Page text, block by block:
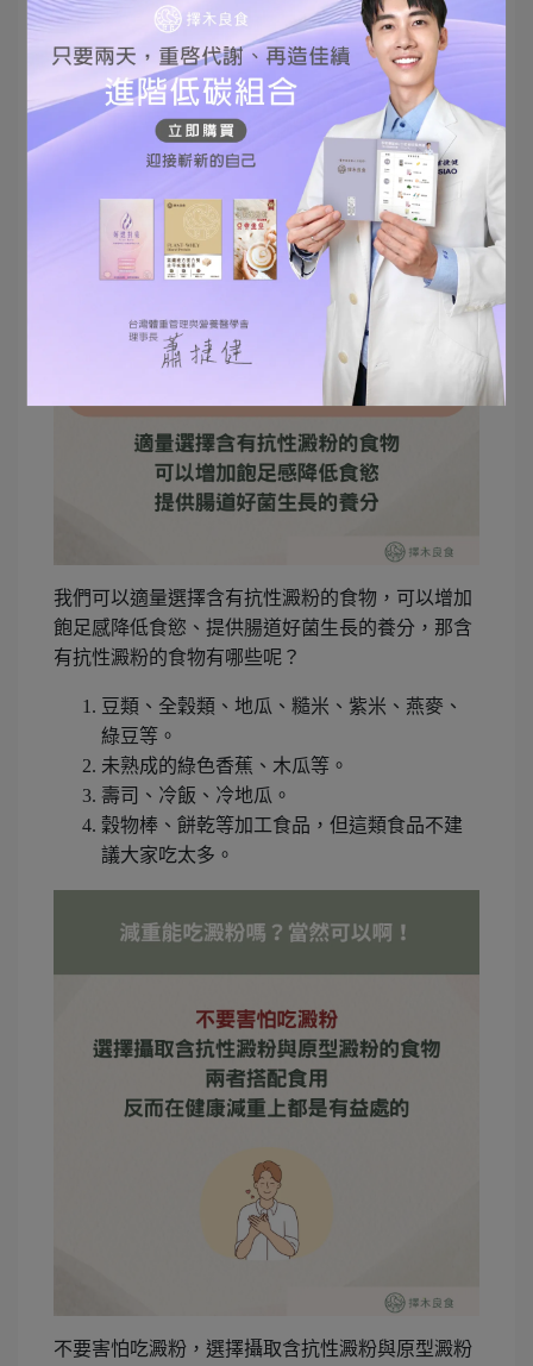
而有個部分需要特別留意的，就是放涼或冷卻後再
加熱回溫的食物，除了造成維生素、礦物質等營養
素部分的流失外，如果沒有經過妥善保存與徹底加
熱得話，可能會有細菌滋生與衛生安全疑慮唷！
我們可以適量選擇含有抗性澱粉的食物，可以增加
飽足感降低食慾、提供腸道好菌生長的養分，那含
有抗性澱粉的食物有哪些呢？
豆類、全穀類、地瓜、糙米、紫米、燕麥、
綠豆等。
未熟成的綠色香蕉、木瓜等。
壽司、冷飯、冷地瓜。
穀物棒、餅乾等加工食品，但這類食品不建
議大家吃太多。
不要害怕吃澱粉，選擇攝取含抗性澱粉與原型澱粉